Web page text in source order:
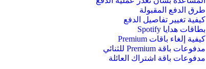
طرق الدفع المقبولة
كيفية تغيير تفاصيل الدفع
بطاقات هدايا Spotify
كيفية إلغاء باقات Premium
مدفوعات باقة Premium للثنائي
مدفوعات باقة اشتراك العائلة